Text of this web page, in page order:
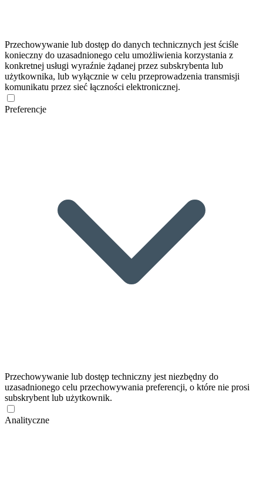
Przechowywanie lub dostęp do danych technicznych jest ściśle
konieczny do uzasadnionego celu umożliwienia korzystania z
konkretnej usługi wyraźnie żądanej przez subskrybenta lub
użytkownika, lub wyłącznie w celu przeprowadzenia transmisji
komunikatu przez sieć łączności elektronicznej.
Preferencje
Przechowywanie lub dostęp techniczny jest niezbędny do
uzasadnionego celu przechowywania preferencji, o które nie prosi
subskrybent lub użytkownik.
Analityczne